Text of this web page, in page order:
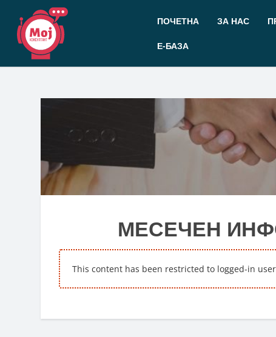
Прескокнете
содржината
ПОЧЕТНА ЗА НАС
Е-БАЗА
МЕСЕЧЕН
This content has been restricted to logged-in